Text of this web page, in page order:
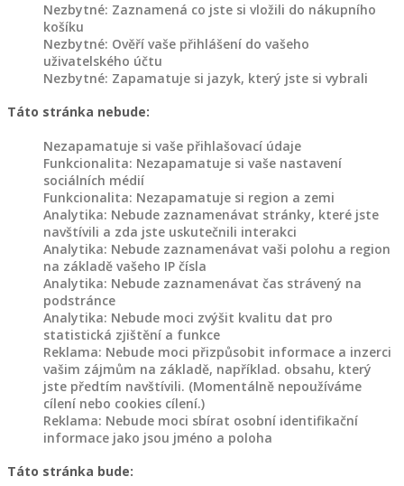
z
kmenů
Dřevěné
Dřevořezba
objednávku
Dřevořezba
zvířat
Domovy
zvířata
Dřevěné
holubníky,
kurníky
jiné
Nezbytné: Zaznamená co jste si vložili do nákupního
košíku
Nezbytné: Ověří vaše přihlášení do vašeho
uživatelského účtu
Nezbytné: Zapamatuje si jazyk, který jste si vybrali
Táto stránka nebude:
Nezapamatuje si vaše přihlašovací údaje
Funkcionalita: Nezapamatuje si vaše nastavení
sociálních médií
Funkcionalita: Nezapamatuje si region a zemi
Analytika: Nebude zaznamenávat stránky, které jste
navštívili a zda jste uskutečnili interakci
Analytika: Nebude zaznamenávat vaši polohu a region
na základě vašeho IP čísla
Analytika: Nebude zaznamenávat čas strávený na
podstránce
Analytika: Nebude moci zvýšit kvalitu dat pro
statistická zjištění a funkce
Reklama: Nebude moci přizpůsobit informace a inzerci
vašim zájmům na základě, například. obsahu, který
jste předtím navštívili. (Momentálně nepoužíváme
cílení nebo cookies cílení.)
Reklama: Nebude moci sbírat osobní identifikační
informace jako jsou jméno a poloha
Táto stránka bude: